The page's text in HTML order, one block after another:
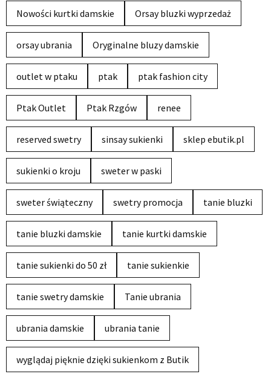
Nowości kurtki damskie Orsay bluzki wyprzedaż
orsay ubrania Oryginalne bluzy damskie
outlet w ptaku ptak ptak fashion city
Ptak Outlet Ptak Rzgów renee
reserved swetry sinsay sukienki sklep ebutik.pl
sukienki o kroju sweter w paski
sweter świąteczny swetry promocja tanie bluzki
tanie bluzki damskie tanie kurtki damskie
tanie sukienki do 50 zł tanie sukienkie
tanie swetry damskie Tanie ubrania
ubrania damskie ubrania tanie
wyglądaj pięknie dzięki sukienkom z Butik